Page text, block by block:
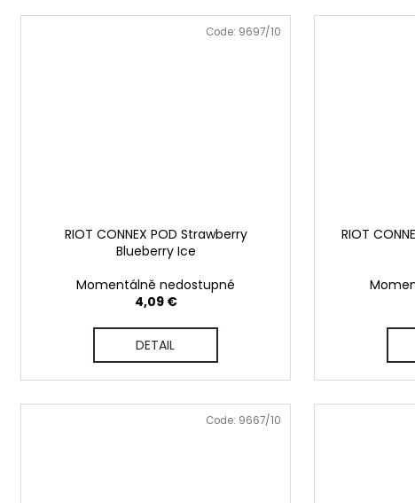
RIOT CONNEX POD Strawberry
Blueberry Ice
Momentálně nedostupné
4,09 €
DETAIL
Code: 9697/10
RIOT
Code: 9667/10